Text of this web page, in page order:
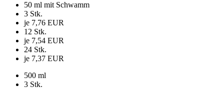
50 ml mit Schwamm
3 Stk.
je 7,76 EUR
12 Stk.
je 7,54 EUR
24 Stk.
je 7,37 EUR
500 ml
3 Stk.